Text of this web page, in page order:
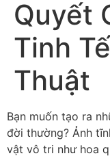
Quyết
Tinh
Thuật
Bạn muốn tạo ra
đời thường? Ảnh
vật vô tri như hoa